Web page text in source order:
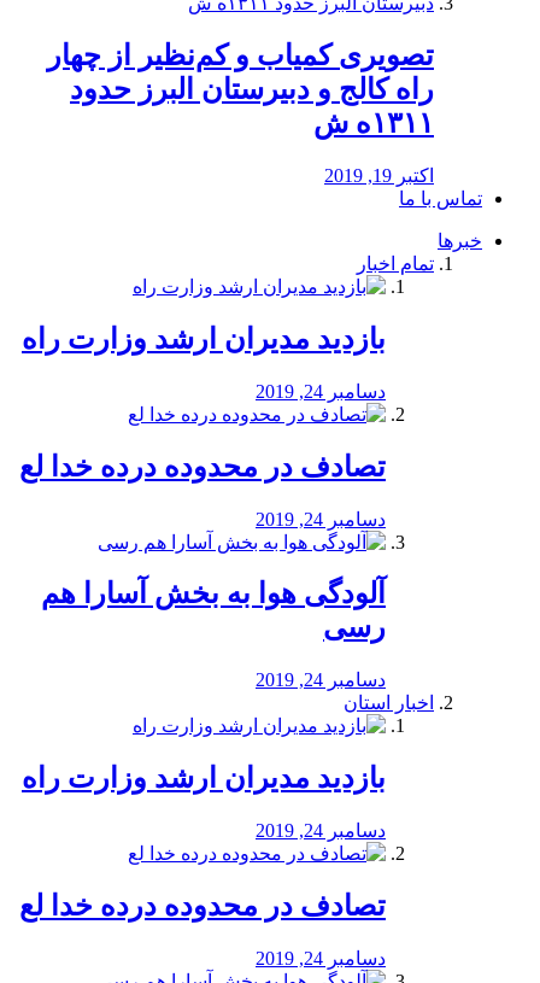
️تصویری کمیاب و کم‌نظیر از چهار
راه كالج و دبيرستان البرز حدود
۱۳۱۱ه ش
اکتبر 19, 2019
تماس با ما
خبرها
تمام اخبار
بازدید مدیران ارشد وزارت راه
دسامبر 24, 2019
تصادف در محدوده درده خدا لع
دسامبر 24, 2019
آلودگی هوا به بخش آسارا هم
رسی
دسامبر 24, 2019
اخبار استان
بازدید مدیران ارشد وزارت راه
دسامبر 24, 2019
تصادف در محدوده درده خدا لع
دسامبر 24, 2019